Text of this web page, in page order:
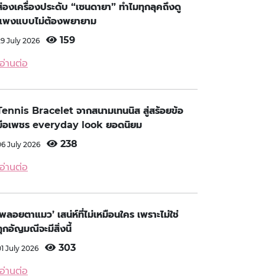
องเครื่องประดับ “เซนดายา” ทำไมทุกลุคถึงดู
พงแบบไม่ต้องพยายาม
July 2026 159
อ่านต่อ
Bracelet จากสนามเทนนิส สู่สร้อยข้อ
อเพชร everyday look ยอดนิยม
July 2026 238
อ่านต่อ
ลอยตาแมว’ เสน่ห์ที่ไม่เหมือนใคร เพราะไม่ใช่
กอัญมณีจะมีสิ่งนี้
July 2026 303
อ่านต่อ